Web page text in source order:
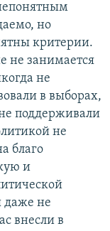
но
критерии.
не занимается
не
в выборах,
поддерживали
не
благо
и
даже не
внесли в